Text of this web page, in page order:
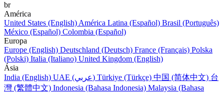
br
América
United States (English) América Latina (Español) Brasil (Português)
México (Español) Colombia (Español)
Europa
Europe (English) Deutschland (Deutsch) France (Français) Polska
(Polski) Italia (Italiano) United Kingdom (English)
Ásia
India (English)
UAE (عربي) Türkiye (Türkçe) 中国 (简体中文) 台
灣 (繁體中文) Indonesia (Bahasa Indonesia) Malaysia (Bahasa